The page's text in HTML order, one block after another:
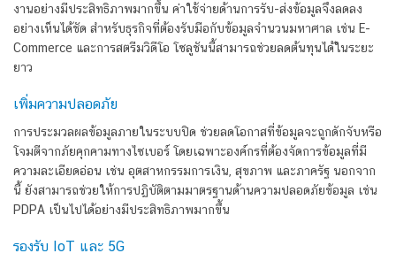
งานอย่างมีประสิทธิภาพมากขึ้น ค่าใช้จ่ายด้านการรับ-ส่งข้อมูลจึงลดลง
อย่างเห็นได้ชัด สำหรับธุรกิจที่ต้องรับมือกับข้อมูลจำนวนมหาศาล เช่น E-
Commerce และการสตรีมวิดีโอ โซลูชันนี้สามารถช่วยลดต้นทุนได้ในระยะ
ยาว
เพิ่มความปลอดภัย
การประมวลผลข้อมูลภายในระบบปิด ช่วยลดโอกาสที่ข้อมูลจะถูกดักจับหรือ
โจมตีจากภัยคุกคามทางไซเบอร์ โดยเฉพาะองค์กรที่ต้องจัดการข้อมูลที่มี
ความละเอียดอ่อน เช่น อุตสาหกรรมการเงิน, สุขภาพ และภาครัฐ นอกจาก
นี้ ยังสามารถช่วยให้การปฏิบัติตามมาตรฐานด้านความปลอดภัยข้อมูล เช่น
PDPA เป็นไปได้อย่างมีประสิทธิภาพมากขึ้น
รองรับ IoT และ 5G